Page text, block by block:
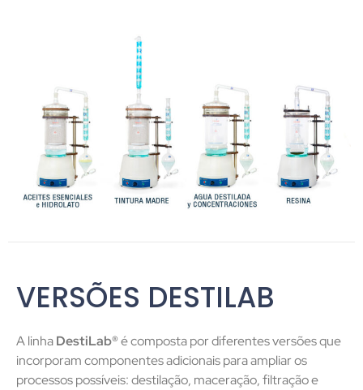
VERSÕES DESTILAB
A linhaDestiLab®é composta por diferentes versões que
incorporam componentes adicionais para ampliar os
processos possíveis: destilação, maceração, filtração e